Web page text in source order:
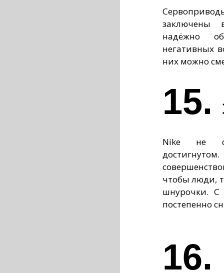
заключены
надёжно
негативных
них можно
15.
Nike не
чтобы люди,
шнурочки. С
постепенно